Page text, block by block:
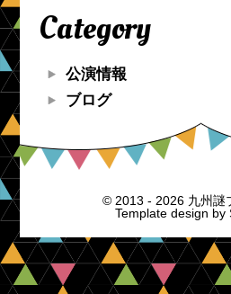
Category
公演情報
ブログ
© 2013 - 2026 九州謎
Template design by